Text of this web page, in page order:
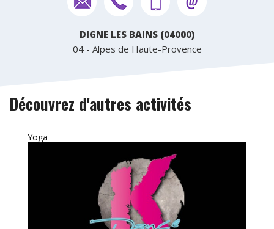
DIGNE LES BAINS (04000)
04 - Alpes de Haute-Provence
Découvrez d'autres activités
Yoga